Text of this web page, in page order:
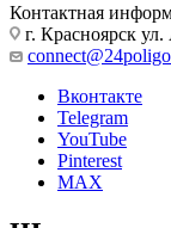
Контактная
г. Красноярск ул.
Вконтакте
Telegram
YouTube
Pinterest
MAX